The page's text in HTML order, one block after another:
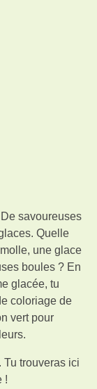
savoureuses
Quelle
une glace
boules ? En
glacée, tu
coloriage de
vert pour
trouveras ici
!